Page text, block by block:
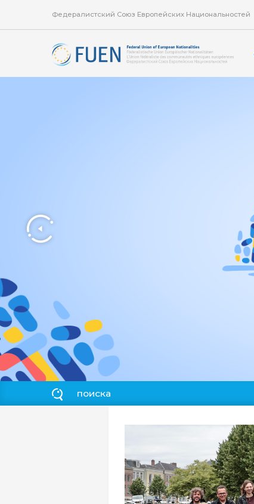
Федералистский Союз Европейских Национальностей